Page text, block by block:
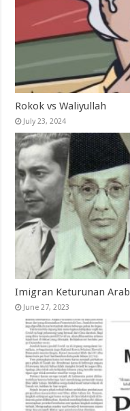
Rokok vs Waliyullah
July 23, 2024
Imigran Keturunan Arab
June 27, 2023